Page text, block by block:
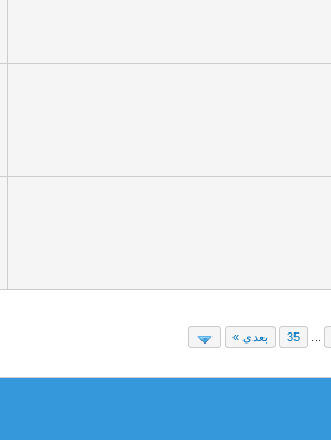
35 بعدی »